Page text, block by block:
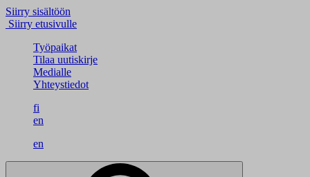
Siirry sisältöön
Siirry etusivulle
Työpaikat
Tilaa uutiskirje
Medialle
Yhteystiedot
fi
en
en